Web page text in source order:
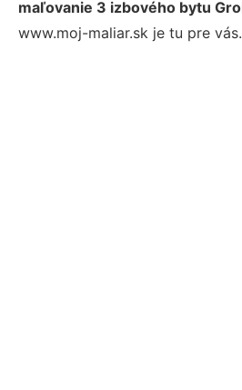
maľovanie 3 izbového bytu
www.moj-maliar.sk je tu pre vás.